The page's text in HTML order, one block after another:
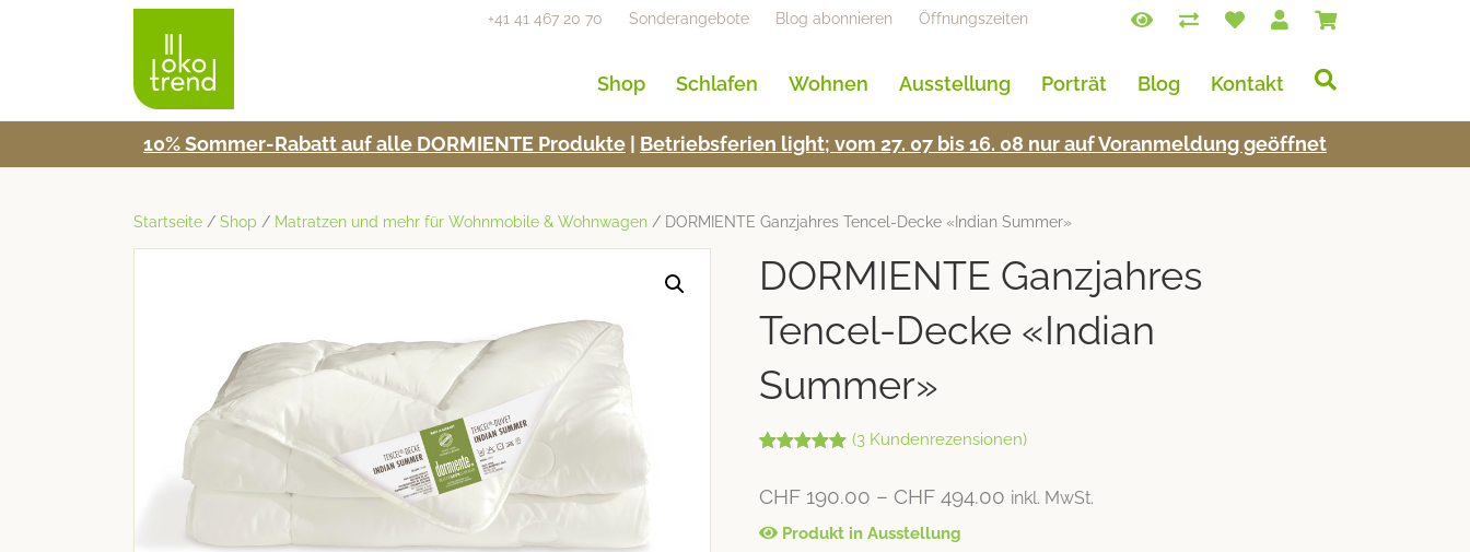
+41 41 467 20 70 Sonderangebote Blog abonnieren Öffnungszeiten
Shop Schlafen Wohnen Ausstellung Porträt Blog Kontakt
10% Som­mer-Rabatt auf alle DORMIENTE Pro­duk­te Betrieb­s­fe­rien light; vom 27. 07 bis 16. 08 nur auf Voran­mel­dung geöffnet
Startseite / Shop / Matratzen und mehr für Wohnmobile & Wohnwagen / DORMIENTE Ganzjahres Tencel-Decke «Indian Summer»
DORMIENTE Ganzjahres
Tencel-Decke «Indian
Summer»
basierend
Kundenbew
(3 Kundenrezensionen)
CHF 190.00 – CHF 494.00 inkl. MwSt.
Produkt in Ausstellung